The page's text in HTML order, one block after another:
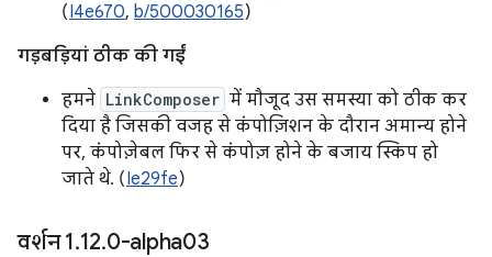
(I4e670, b/500030165)
गड़बड़ियां ठीक की गईं
हमने LinkComposer में मौजूद उस समस्या को ठीक कर
दिया है जिसकी वजह से कंपोज़िशन के दौरान अमान्य होने
पर, कंपोज़ेबल फिर से कंपोज़ होने के बजाय स्किप हो
जाते थे. (Ie29fe)
वर्शन 1.12.0-alpha03